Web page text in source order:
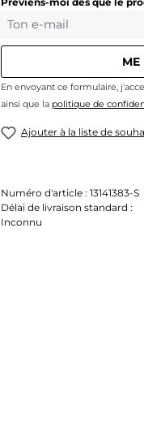
Ton e-mail
ME
En envoyant ce formulaire,
ainsi que la politique de
Ajouter à la liste de
Numéro d'article : 13141383-S
Délai de livraison standard :
Inconnu